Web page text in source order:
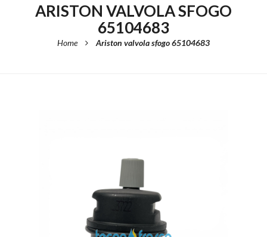
ARISTON VALVOLA SFOGO
65104683
Home Ariston valvola sfogo 65104683